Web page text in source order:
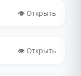
👁️ Открыть
👁️ Открыть